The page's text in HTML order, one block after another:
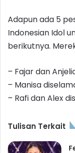
Adapun ada 5
Indonesian Idol
berikutnya.
– Fajar dan
– Manisa
– Rafi dan Alex
Tulisan Terkait